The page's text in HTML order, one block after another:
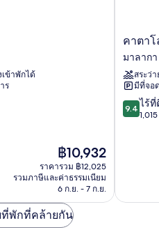
เข้าพักได้
ร
ราคา
ปัจจุบัน
คือ
฿10,932
฿10,932
ราคารวม ฿12,025
รวมภาษีและค่าธรรมเนียม
6 ก.ย. - 7 ก.ย.
คา
โล
เนีย
โม
ลินา
ลา
คาตาโ
มาลาก
สระว่
มีที่จอ
9.4
จาก
9.4 ไร้ที่
ที่พักที่คล้ายกัน